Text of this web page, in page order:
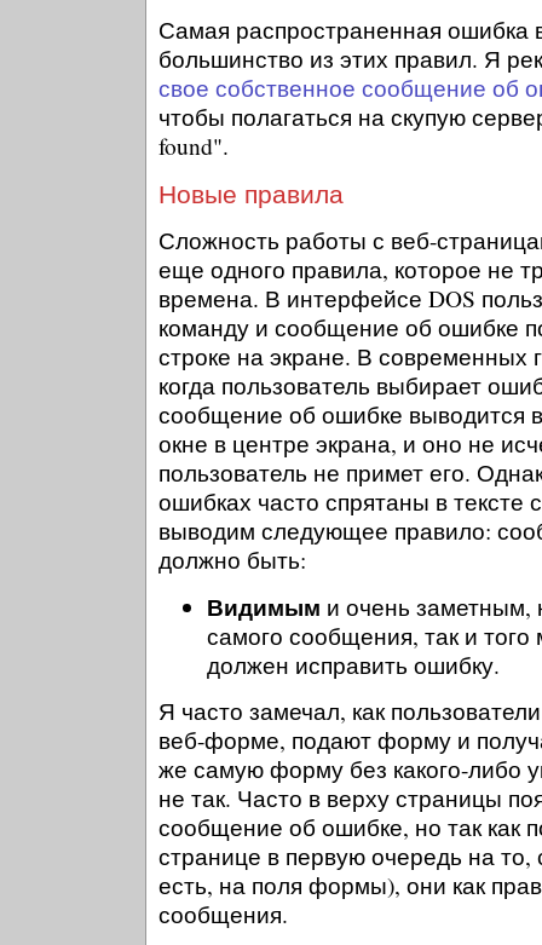
Самая распространенная ошибка
большинство из этих правил. Я
свое собственное сообщение об
чтобы полагаться на скупую
found".
Новые правила
Сложность работы с веб-
еще одного правила, которое не
времена. В интерфейсе DOS
команду и сообщение об ошибке
строке на экране. В современных
когда пользователь выбирает
сообщение об ошибке выводится
окне в центре экрана, и оно не
пользователь не примет его.
ошибках часто спрятаны в тексте
выводим следующее правило:
должно быть:
Видимым и очень заметным,
самого сообщения, так и того
должен исправить ошибку.
Я часто замечал, как
веб-форме, подают форму и
же самую форму без какого-либо
не так. Часто в верху страницы
сообщение об ошибке, но так как
странице в первую очередь на
есть, на поля формы), они как
сообщения.